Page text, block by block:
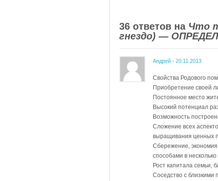
36 ответов на Что
гнездо) —
Андрей - 20.11.2013
Свойства Родового
Приобретение своей
Постоянное место
Высокий потенциал
Возможность
Сложение всех
выращивания ценных
Сбережение,
способами в несколько
Рост капитала семьи,
Соседство с